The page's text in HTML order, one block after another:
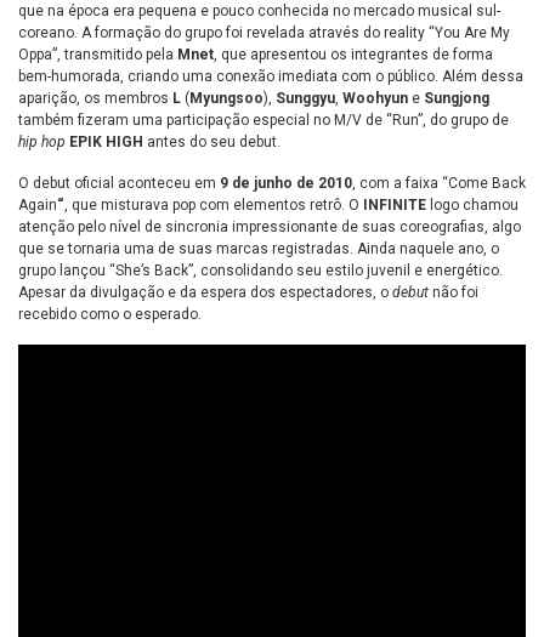
que na época era pequena e pouco conhecida no mercado musical sul-
coreano. A formação do grupo foi revelada através do reality “You Are My
Oppa”, transmitido pela Mnet, que apresentou os integrantes de forma
bem-humorada, criando uma conexão imediata com o público. Além dessa
aparição, os membros L ( Myungsoo), Sunggyu, Woohyun e Sungjong
também fizeram uma participação especial no M/V de “Run”, do grupo de
hip hop EPIK HIGH antes do seu debut.
O debut oficial aconteceu em 9 de junho de 2010, com a faixa “Come Back
Again“, que misturava pop com elementos retrô. O INFINITE logo chamou
atenção pelo nível de sincronia impressionante de suas coreografias, algo
que se tornaria uma de suas marcas registradas. Ainda naquele ano, o
grupo lançou “She’s Back”, consolidando seu estilo juvenil e energético.
Apesar da divulgação e da espera dos espectadores, o debut não foi
recebido como o esperado.